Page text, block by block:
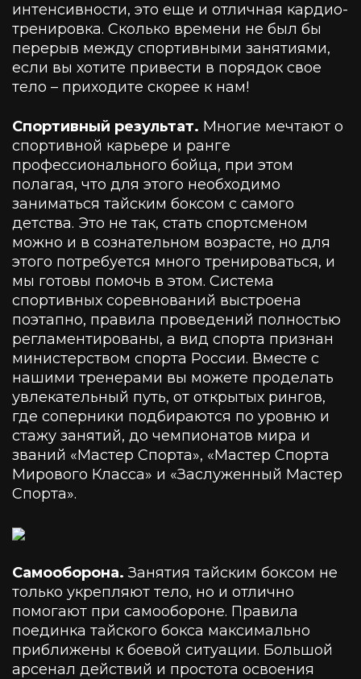
интенсивности, это еще и отличная кардио-
тренировка. Сколько времени не был бы
перерыв между спортивными занятиями,
если вы хотите привести в порядок свое
тело – приходите скорее к нам!
Спортивный результат. Многие мечтают о
спортивной карьере и ранге
профессионального бойца, при этом
полагая, что для этого необходимо
заниматься тайским боксом с самого
детства. Это не так, стать спортсменом
можно и в сознательном возрасте, но для
этого потребуется много тренироваться, и
мы готовы помочь в этом. Система
спортивных соревнований выстроена
поэтапно, правила проведений полностью
регламентированы, а вид спорта признан
министерством спорта России. Вместе с
нашими тренерами вы можете проделать
увлекательный путь, от открытых рингов,
где соперники подбираются по уровню и
стажу занятий, до чемпионатов мира и
званий «Мастер Спорта», «Мастер Спорта
Мирового Класса» и «Заслуженный Мастер
Спорта».
Самооборона. Занятия тайским боксом не
только укрепляют тело, но и отлично
помогают при самообороне. Правила
поединка тайского бокса максимально
приближены к боевой ситуации. Большой
арсенал действий и простота освоения